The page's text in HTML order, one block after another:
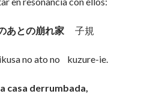
あとの崩れ家 子規
no ato no kuzure-ie.
casa derrumbada,